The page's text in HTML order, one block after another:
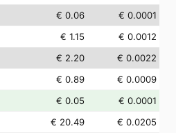
€ 0.06
€ 0.0001
€ 1.15
€ 0.0012
€ 2.20
€ 0.0022
€ 0.89
€ 0.0009
€ 0.05
€ 0.0001
€ 20.49
€ 0.0205